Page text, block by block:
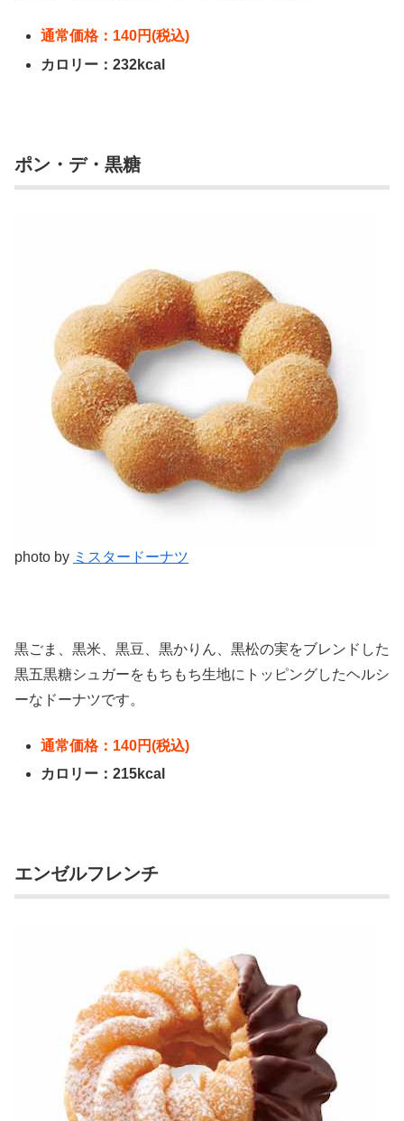
通常価格：140円(税込)
カロリー：232kcal
ポン・デ・黒糖
photo by ミスタードーナツ
黒ごま、黒米、黒豆、黒かりん、黒松の実をブレンドした
黒五黒糖シュガーをもちもち生地にトッピングしたヘルシ
ーなドーナツです。
通常価格：140円(税込)
カロリー：215kcal
エンゼルフレンチ